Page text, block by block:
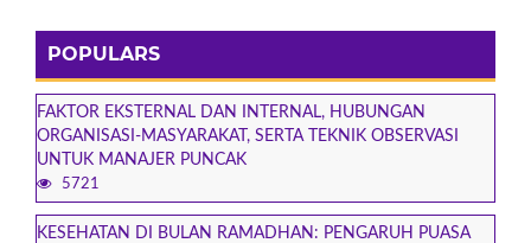
POPULARS
FAKTOR EKSTERNAL DAN INTERNAL, HUBUNGAN
ORGANISASI-MASYARAKAT, SERTA TEKNIK OBSERVASI
UNTUK MANAJER PUNCAK
5721
KESEHATAN DI BULAN RAMADHAN: PENGARUH PUASA